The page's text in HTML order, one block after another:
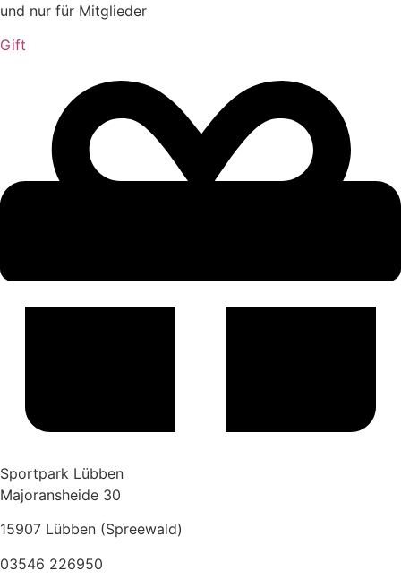
und nur für Mitglieder
Gift
Sportpark Lübben
Majoransheide 30
15907 Lübben (Spreewald)
03546 226950